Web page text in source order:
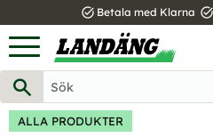
Meny
task_alt Betala med Klarna task_alt
ALLA PRODUKTER